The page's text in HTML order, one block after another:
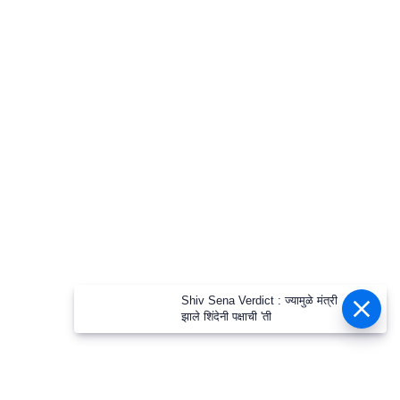
Shiv Sena Verdict : ज्यामुळे मंत्री
झाले शिंदेनी पक्षाची 'ती